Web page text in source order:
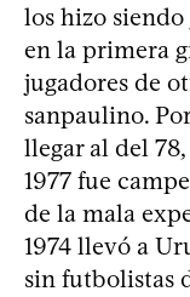
los hizo siendo
en la primera
jugadores de
sanpaulino.
llegar al del
1977 fue
de la mala
1974 llevó a
sin futbolistas